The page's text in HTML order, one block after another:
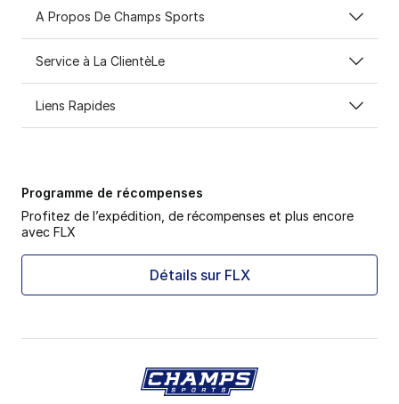
A Propos De Champs Sports
Service à La ClientèLe
Liens Rapides
Programme de récompenses
Profitez de l’expédition, de récompenses et plus encore
avec FLX
Détails sur FLX